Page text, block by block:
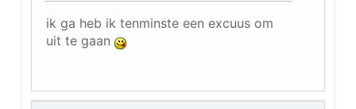
ik ga heb ik tenminste een excuus om
uit te gaan